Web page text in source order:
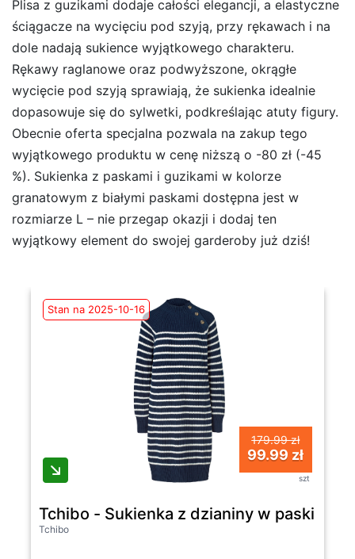
Plisa z guzikami dodaje całości elegancji, a elastyczne
ściągacze na wycięciu pod szyją, przy rękawach i na
dole nadają sukience wyjątkowego charakteru.
Rękawy raglanowe oraz podwyższone, okrągłe
wycięcie pod szyją sprawiają, że sukienka idealnie
dopasowuje się do sylwetki, podkreślając atuty figury.
Obecnie oferta specjalna pozwala na zakup tego
wyjątkowego produktu w cenę niższą o -80 zł (-45
%). Sukienka z paskami i guzikami w kolorze
granatowym z białymi paskami dostępna jest w
rozmiarze L – nie przegap okazji i dodaj ten
wyjątkowy element do swojej garderoby już dziś!
Stan na 2025-10-16
179.99 zł
99.99 zł
szt
Tchibo - Sukienka z dzianiny w paski z
Tchibo